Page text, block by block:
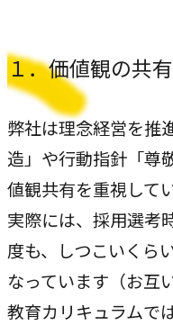
大切
実践
存
未来
カ
変化
１．価値観の共有
弊社は理念経営を推
造」や行動指針「尊
値観共有を重視して
実際には、採用選考
度も、しつこいくら
なっています（お互
教育カリキュラムで